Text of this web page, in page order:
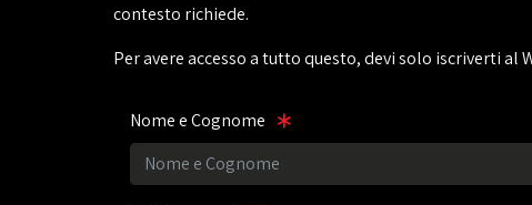
contesto richiede.
Per avere accesso a tutto questo, devi solo iscriverti al
Nome e Cognome